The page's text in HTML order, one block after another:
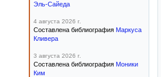
Эль-Сайеда
4 августа 2026 г.
Составлена библиография Маркуса
Кливера
3 августа 2026 г.
Составлена библиография Моники
Ким